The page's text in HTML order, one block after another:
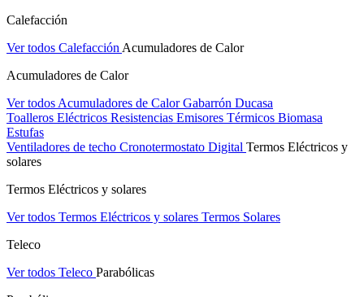
Calefacción
Ver todos Calefacción Acumuladores de Calor
Acumuladores de Calor
Ver todos Acumuladores de CalorGabarrón Ducasa
Toalleros Eléctricos Resistencias Emisores Térmicos Biomasa
Estufas
Ventiladores de techo Cronotermostato Digital Termos Eléctricos y
solares
Termos Eléctricos y solares
Ver todos Termos Eléctricos y solares Termos Solares
Teleco
Ver todos Teleco Parabólicas